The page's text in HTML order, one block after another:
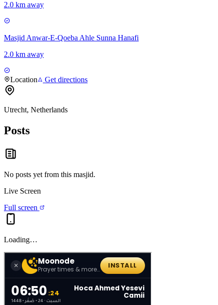
2.0 km away
Masjid Anwar-E-Qoeba Ahle Sunna Hanafi
2.0 km away
Location Get directions
Utrecht, Netherlands
Posts
No posts yet from this masjid.
Live Screen
Full screen
Loading…